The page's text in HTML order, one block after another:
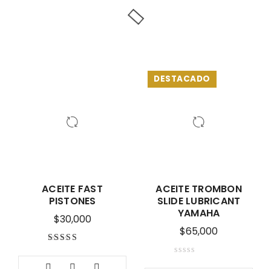
ACEITE FAST
PISTONES
$30,000
Valorado con
5.00de 5
DESTACADO
ACEITE TROMBON
SLIDE LUBRICANT
YAMAHA
$65,000